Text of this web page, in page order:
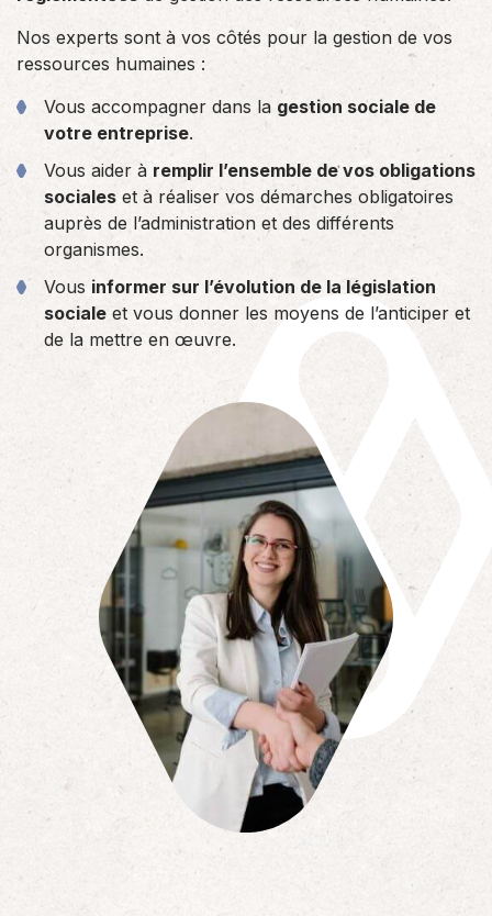
Nos experts sont à vos côtés pour la gestion de vos
ressources humaines :
Vous accompagner dans la gestion sociale de
votre entreprise.
Vous aider à remplir l’ensemble de vos obligations
sociales et à réaliser vos démarches obligatoires
auprès de l’administration et des différents
organismes.
Vous informer sur l’évolution de la législation
sociale et vous donner les moyens de l’anticiper et
de la mettre en œuvre.